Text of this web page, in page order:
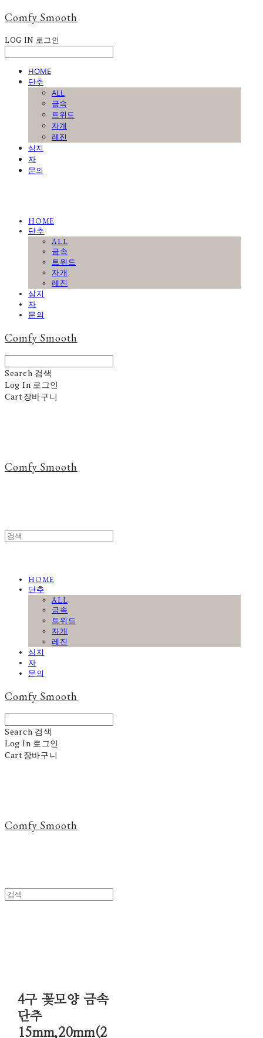
Comfy Smooth
LOG IN 로그인
HOME
단추
ALL
금속
트위드
자개
레진
심지
자
문의
HOME
단추
ALL
금속
트위드
자개
레진
심지
자
문의
Comfy Smooth
Search 검색
Log In 로그인
Cart장바구니
Comfy Smooth
HOME
단추
ALL
금속
트위드
자개
레진
심지
자
문의
Comfy Smooth
Search 검색
Log In 로그인
Cart장바구니
Comfy Smooth
4구 꽃모양 금속
단추
15mm,20mm(2